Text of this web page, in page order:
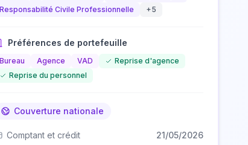
Responsabilité Civile Professionnelle
+5
Préférences de portefeuille
Bureau Agence VAD
Reprise d'agence
Reprise du personnel
Couverture nationale
Comptant et crédit 21/05/2026